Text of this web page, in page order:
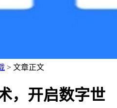
> 文章正文
，开启数字世